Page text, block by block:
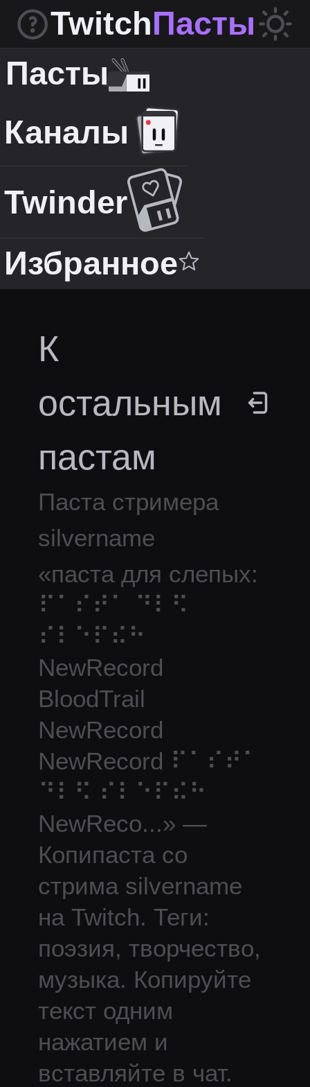
TwitchПасты
Пасты
Каналы
Twinder
Избранное
К
остальным
пастам
Паста стримера
silvername
«паста для слепых:
⠏⠁⠎⠞⠁ ⠙⠇⠫
⠎⠇⠑⠏⠮⠓
NewRecord
BloodTrail
NewRecord
NewRecord ⠏⠁⠎⠞⠁
⠙⠇⠫ ⠎⠇⠑⠏⠮⠓
NewReco...» —
Копипаста со
стрима silvername
на Twitch. Теги:
поэзия, творчество,
музыка. Копируйте
текст одним
нажатием и
вставляйте в чат.